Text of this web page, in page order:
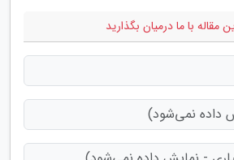
مقاله با ما درمیان بگذارید